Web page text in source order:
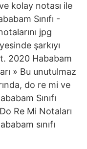
kolay notası ile
Sınıfı -
jpg
şarkıyı
2020 Hababam
» Bu unutulmaz
do re mi ve
Sınıfı
Re Mi Notaları
sınıfı